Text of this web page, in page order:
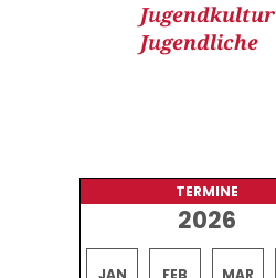
Jugendkultur
Jugendliche
TERMINE
2026
JAN FEB MAR